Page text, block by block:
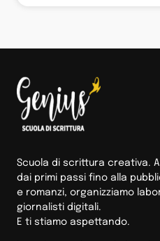
Scuola di scrittura creativa.
dai primi passi fino alla
e romanzi, organizziamo
giornalisti digitali.
E ti stiamo aspettando.